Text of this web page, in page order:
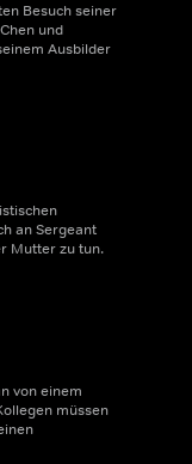
Besuch seiner
und
Ausbilder
an Sergeant
Mutter zu tun.
von einem
müssen